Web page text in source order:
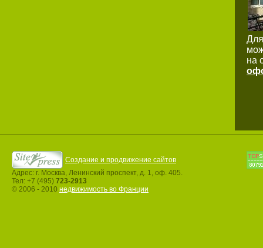
на
Создание и продвижение сайтов
Адрес: г. Москва, Ленинский проспект, д. 1, оф. 405.
Тел: +7 (495) 723-2913
© 2006 - 2010 недвижимость во Франции